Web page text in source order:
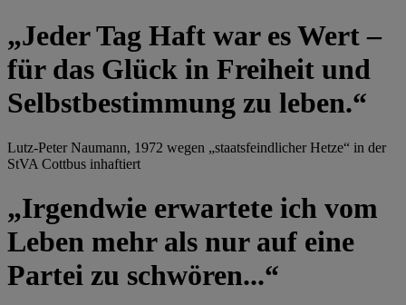
„Jeder Tag Haft war es Wert –
für das Glück in Freiheit und
Selbstbestimmung zu leben.“
Lutz-Peter Naumann, 1972 wegen „staatsfeindlicher Hetze“ in der
StVA Cottbus inhaftiert
„Irgendwie erwartete ich vom
Leben mehr als nur auf eine
Partei zu schwören...“